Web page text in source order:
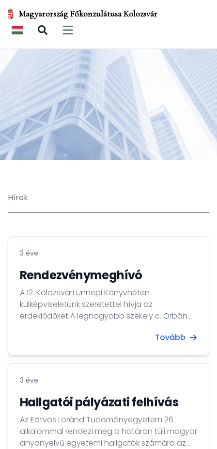
Magyarország Főkonzulátusa Kolozsvár
Open main menu
Hírek
3 éve
Rendezvénymeghívó
A 12. Kolozsvári Ünnepi Könyvhéten
külképviseletünk szeretettel hívja az
érdeklődőket A legnagyobb székely c. Orbán
esemény időpontja: 2023. június 10., 16:00 óra.
Tovább
3 éve
Hallgatói pályázati felhívás
Az Eötvös Loránd Tudományegyetem 26.
alkalommal rendezi meg a határon túli magyar
anyanyelvű egyetemi hallgatók számára az